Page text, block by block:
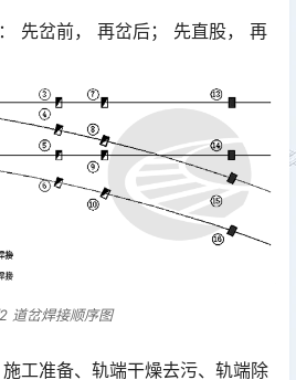
先岔前， 再岔后； 先直股， 再
道岔焊接顺序图
工准备、轨端干燥去污、轨端除